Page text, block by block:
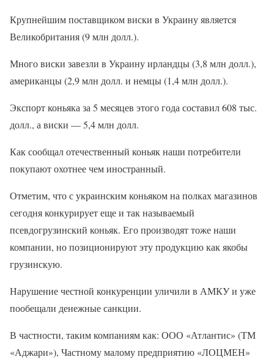
Крупнейшим поставщиком виски в Украину является
Великобритания (9 млн долл.).
Много виски завезли в Украину ирландцы (3,8 млн долл.),
американцы (2,9 млн долл. и немцы (1,4 млн долл.).
Экспорт коньяка за 5 месяцев этого года составил 608 тыс.
долл., а виски — 5,4 млн долл.
Как сообщал отечественный коньяк наши потребители
покупают охотнее чем иностранный.
Отметим, что с украинским коньяком на полках магазинов
сегодня конкурирует еще и так называемый
псевдогрузинский коньяк. Его производят тоже наши
компании, но позиционируют эту продукцию как якобы
грузинскую.
Нарушение честной конкуренции уличили в АМКУ и уже
пообещали денежные санкции.
В частности, таким компаниям как: ООО «Атлантис» (ТМ
«Аджари»), Частному малому предприятию «ЛОЦМЕН»